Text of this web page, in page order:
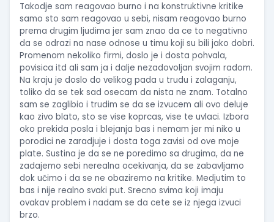
Takodje sam reagovao burno i na konstruktivne kritike
samo sto sam reagovao u sebi, nisam reagovao burno
prema drugim ljudima jer sam znao da ce to negativno
da se odrazi na nase odnose u timu koji su bili jako dobri.
Promenom nekoliko firmi, doslo je i dosta pohvala,
povisica itd ali sam ja i dalje nezadovoljan svojim radom.
Na kraju je doslo do velikog pada u trudu i zalaganju,
toliko da se tek sad osecam da nista ne znam. Totalno
sam se zaglibio i trudim se da se izvucem ali ovo deluje
kao zivo blato, sto se vise koprcas, vise te uvlaci. Izbora
oko prekida posla i blejanja bas i nemam jer mi niko u
porodici ne zaradjuje i dosta toga zavisi od ove moje
plate. Sustina je da se ne poredimo sa drugima, da ne
zadajemo sebi nerealna ocekivanja, da se zabavljamo
dok učimo i da se ne obaziremo na kritike. Medjutim to
bas i nije realno svaki put. Srecno svima koji imaju
ovakav problem i nadam se da cete se iz njega izvuci
brzo.